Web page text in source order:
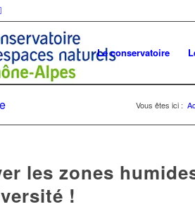
Le conservatoire
Vous êtes ici :
les zones
!